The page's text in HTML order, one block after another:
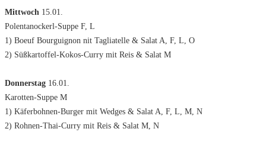
Mittwoch 15.01.
Polentanockerl-Suppe F, L
1) Boeuf Bourguignon nit Tagliatelle & Salat A, F, L, O
2) Süßkartoffel-Kokos-Curry mit Reis & Salat M
Donnerstag 16.01.
Karotten-Suppe M
1) Käferbohnen-Burger mit Wedges & Salat A, F, L, M, N
2) Rohnen-Thai-Curry mit Reis & Salat M, N